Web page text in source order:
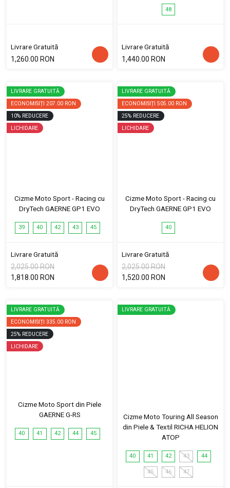
Livrare Gratuită
1,260.00 RON
48
Livrare Gratuită
1,440.00 RON
LIVRARE GRATUITĂ
ECONOMISIȚI 207.00 RON
10% REDUCERE
LICHIDARE
Cizme Moto Sport - Racing cu
DryTech GAERNE GP1 EVO
39 40 42 43 45
Livrare Gratuită
2,025.00 RON
1,818.00 RON
LIVRARE GRATUITĂ
ECONOMISIȚI 505.00 RON
25% REDUCERE
LICHIDARE
Cizme Moto Sport - Racing cu
DryTech GAERNE GP1 EVO
40
Livrare Gratuită
2,025.00 RON
1,520.00 RON
LIVRARE GRATUITĂ
ECONOMISIȚI 335.00 RON
25% REDUCERE
LICHIDARE
Cizme Moto Sport din Piele
GAERNE G-RS
40 41 42 44 45
LIVRARE GRATUITĂ
Cizme Moto Touring All Season
din Piele & Textil RICHA HELION
ATOP
40 41 42 43 44
45 46 47